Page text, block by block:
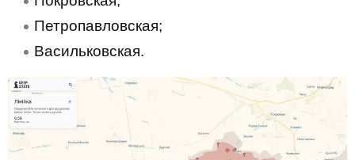
Петропавловская;
Васильковская.